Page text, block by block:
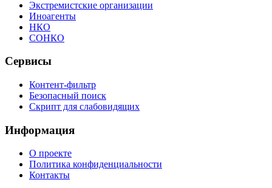
Экстремистские организации
Иноагенты
НКО
СОНКО
Сервисы
Контент-фильтр
Безопасный поиск
Скрипт для слабовидящих
Информация
О проекте
Политика конфиденциальности
Контакты